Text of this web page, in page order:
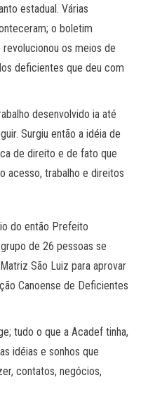
estadual. Várias
o boletim
os meios de
deficientes que deu com
desenvolvido ia até
Surgiu então a idéia de
de direito e de fato que
acesso, trabalho e direitos
do então Prefeito
de 26 pessoas se
São Luiz para aprovar
Canoense de Deficientes
tudo o que a Acadef tinha,
idéias e sonhos que
contatos, negócios,